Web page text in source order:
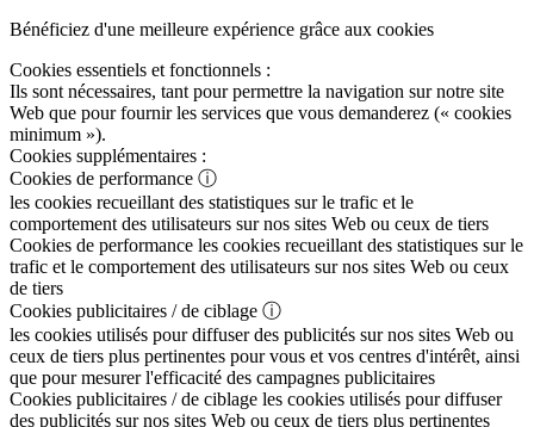
Bénéficiez d'une meilleure expérience grâce aux cookies
Cookies essentiels et fonctionnels :
Ils sont nécessaires, tant pour permettre la navigation sur notre site
Web que pour fournir les services que vous demanderez (« cookies
minimum »).
Cookies supplémentaires :
Cookies de performance ⓘ
les cookies recueillant des statistiques sur le trafic et le
comportement des utilisateurs sur nos sites Web ou ceux de tiers
Cookies de performance les cookies recueillant des statistiques sur le
trafic et le comportement des utilisateurs sur nos sites Web ou ceux
de tiers
Cookies publicitaires / de ciblage ⓘ
les cookies utilisés pour diffuser des publicités sur nos sites Web ou
ceux de tiers plus pertinentes pour vous et vos centres d'intérêt, ainsi
que pour mesurer l'efficacité des campagnes publicitaires
Cookies publicitaires / de ciblage les cookies utilisés pour diffuser
des publicités sur nos sites Web ou ceux de tiers plus pertinentes